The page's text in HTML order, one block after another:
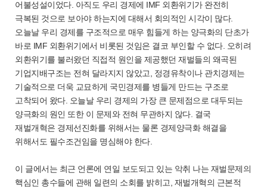
어불성설이었다. 아직도 우리 경제에 IMF 외환위기가 완전히
극복된 것으로 보아야 하는지에 대해서 회의적인 시각이 많다.
오늘날 우리 경제를 구조적으로 매우 힘들게 하는 양극화의 단초가
바로 IMF 외환위기에서 비롯된 것임은 결코 부인할 수 없다. 오히려
외환위기를 불러왔던 직접적 원인을 제공했던 재벌들의 왜곡된
기업지배구조는 전혀 달라지지 않았고, 정경유착이나 관치경제는
기술적으로 더욱 교묘하게 국민경제를 병들게 만드는 구조로
고착되어 왔다. 오늘날 우리 경제의 가장 큰 문제점으로 대두되는
양극화의 원인 또한 이 문제와 전혀 무관하지 않다. 결국
재벌개혁은 경제선진화를 위해서는 물론 경제양극화 해결을
위해서도 필수조건임을 명심해야 한다.
이 글에서는 최근 언론에 연일 보도되고 있는 악취 나는 재벌문제의
핵심인 총수들에 관해 일련의 소회를 밝히고, 재벌개혁의 근본적